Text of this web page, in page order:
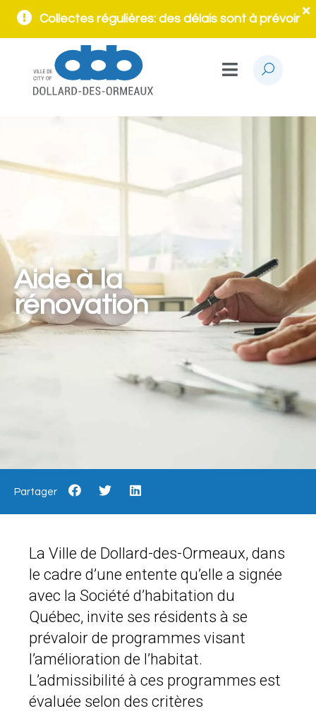
Collectes régulières: des délais sont à prévoir
Aide à la
rénovation
Partager
La Ville de Dollard-des-Ormeaux, dans
le cadre d’une entente qu’elle a signée
avec la Société d’habitation du
Québec, invite ses résidents à se
prévaloir de programmes visant
l’amélioration de l’habitat.
L’admissibilité à ces programmes est
évaluée selon des critères